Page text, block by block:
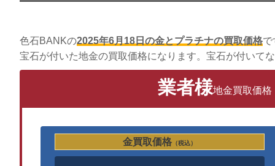
色石BANKの2025年6月18日の金とプラチナの買取価格で
宝石が付いた地金の買取価格になります。宝石が付いて
業者様地金買取価格
金買取価格（税込）